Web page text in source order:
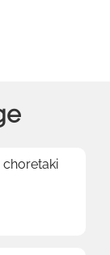
choretaki